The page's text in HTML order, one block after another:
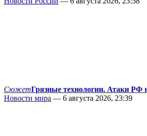
СюжетГрязные технологии. Атаки
Новости мира — 6 августа 2026, 23:39